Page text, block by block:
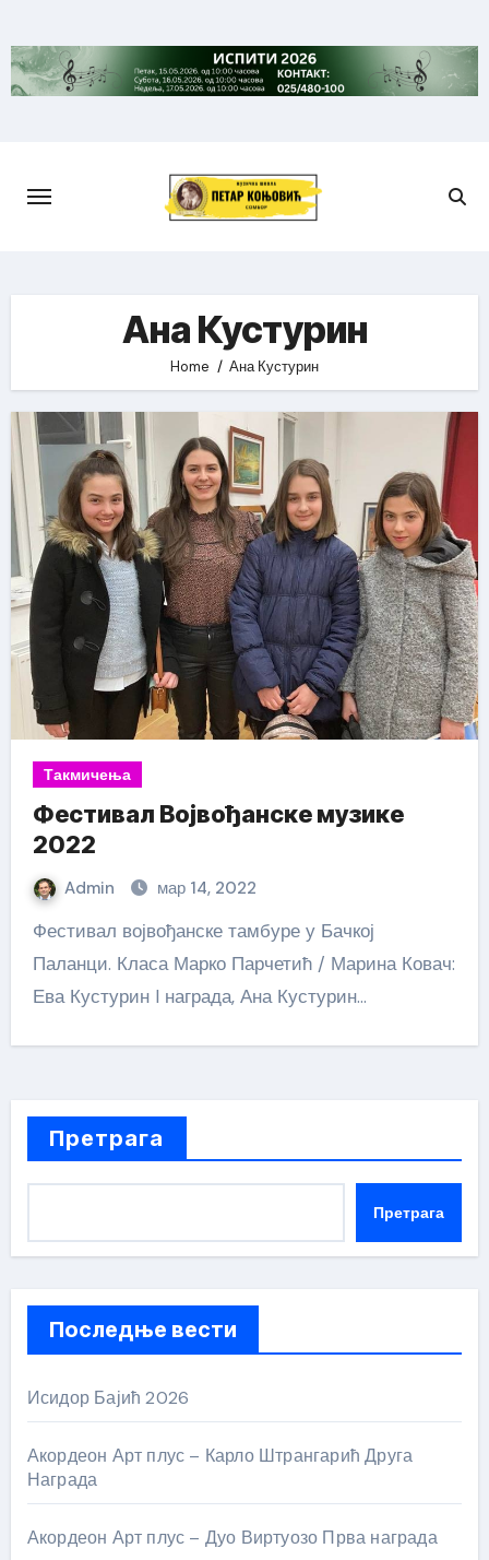
to
content
Ана Кустурин
Home Ана Кустурин
Такмичења
Фестивал Војвођанске музике
2022
Admin мар 14, 2022
Фестивал војвођанске тамбуре у Бачкој
Паланци. Класа Марко Парчетић / Марина Ковач:
Ева Кустурин I награда, Ана Кустурин…
Претрага
Претрага
Последње вести
Исидор Бајић 2026
Акордеон Арт плус – Карло Штрангарић Друга
Награда
Акордеон Арт плус – Дуо Виртуозо Прва награда